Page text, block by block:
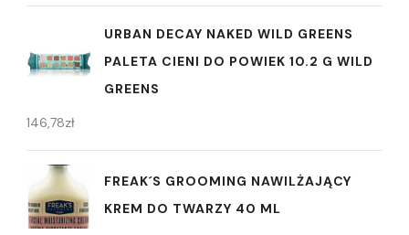
URBAN DECAY NAKED WILD GREENS
PALETA CIENI DO POWIEK 10.2 G WILD
GREENS
146,78zł
FREAK´S GROOMING NAWILŻAJĄCY
KREM DO TWARZY 40 ML